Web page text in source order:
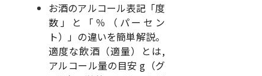
お酒のアルコール表記「度
数」と「％（パーセン
ト）」の違いを簡単解説。
適度な飲酒（適量）とは,
アルコール量の目安 g（グ